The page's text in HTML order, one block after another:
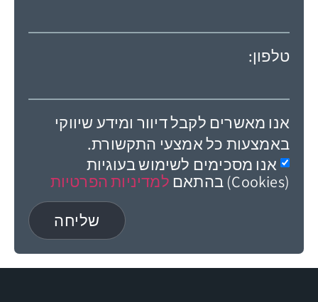
טלפון:
אנו מאשרים לקבל דיוור ומידע שיווקי
באמצעות כל אמצעי התקשורת.
אנו מסכימים לשימוש בעוגיות
(Cookies) בהתאם
למדיניות הפרטיות
שליחה